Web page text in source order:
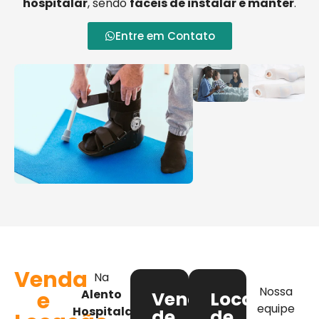
Entre em Contato
Venda
e
Na
Alento
Hospitalar
VendaLocação
Nossa
equipe